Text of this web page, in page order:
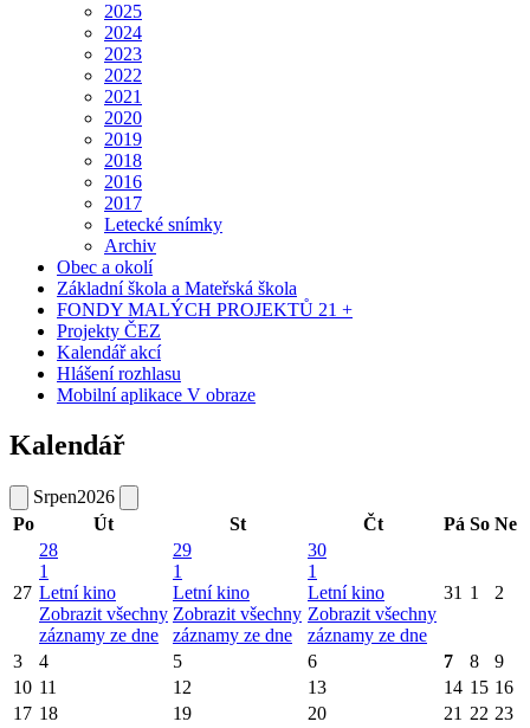
2025
2024
2023
2022
2021
2020
2019
2018
2016
2017
Letecké snímky
Archiv
Obec a okolí
Základní škola a Mateřská škola
FONDY MALÝCH PROJEKTŮ 21 +
Projekty ČEZ
Kalendář akcí
Hlášení rozhlasu
Mobilní aplikace V obraze
Kalendář
Srpen2026
Po
Út St Čt Pá So Ne
27
28
1
Letní kino
Zobrazit všechny
záznamy ze dne
29
1
Letní kino
Zobrazit všechny
záznamy ze dne
30
1
Letní kino
Zobrazit všechny
záznamy ze dne
31 1 2
3 4 5 6 7 8
9
10 11 12 13 14 15 16
17 18 19 20 21 22 23